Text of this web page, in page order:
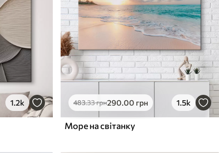
1.2k 483.33грн290.00 грн 1.5k
Море на світанку